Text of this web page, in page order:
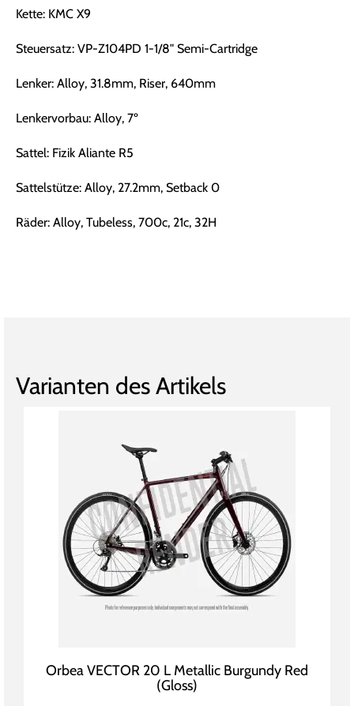
Kette: KMC X9
Steuersatz: VP-Z104PD 1-1/8" Semi-Cartridge
Lenker: Alloy, 31.8mm, Riser, 640mm
Lenkervorbau: Alloy, 7º
Sattel: Fizik Aliante R5
Sattelstütze: Alloy, 27.2mm, Setback 0
Räder: Alloy, Tubeless, 700c, 21c, 32H
Varianten des Artikels
Orbea VECTOR 20 L Metallic Burgundy Red
(Gloss)